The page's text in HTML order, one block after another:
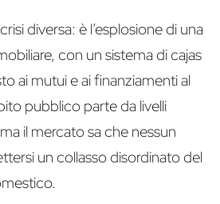
diversa: è l’esplosione di una
con un sistema di cajas
ai mutui e ai finanziamenti al
pubblico parte da livelli
il mercato sa che nessun
un collasso disordinato del